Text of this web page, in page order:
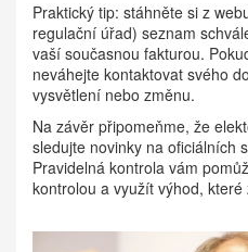
Praktický tip: stáhněte si z
regulační úřad) seznam
vaší současnou fakturou.
neváhejte kontaktovat svého
vysvětlení nebo změnu.
Na závěr připomeňme, že
sledujte novinky na oficiálních
Pravidelná kontrola vám
kontrolou a využít výhod,